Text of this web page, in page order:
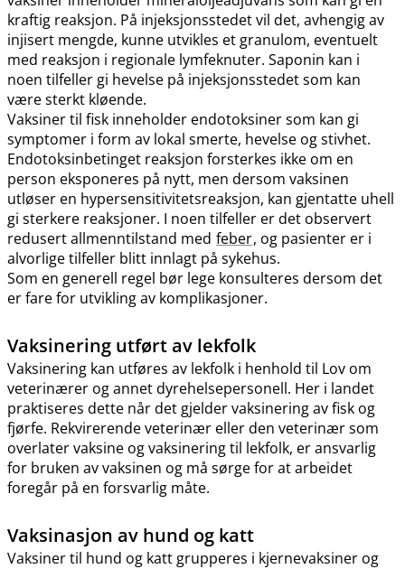
kraftig reaksjon. På injeksjonsstedet vil det, avhengig av
injisert mengde, kunne utvikles et granulom, eventuelt
med reaksjon i regionale lymfeknuter. Saponin kan i
noen tilfeller gi hevelse på injeksjonsstedet som kan
være sterkt kløende.
Vaksiner til fisk inneholder endotoksiner som kan gi
symptomer i form av lokal smerte, hevelse og stivhet.
Endotoksinbetinget reaksjon forsterkes ikke om en
person eksponeres på nytt, men dersom vaksinen
utløser en hypersensitivitetsreaksjon, kan gjentatte uhell
gi sterkere reaksjoner. I noen tilfeller er det observert
redusert allmenntilstand med feber, og pasienter er i
alvorlige tilfeller blitt innlagt på sykehus.
Som en generell regel bør lege konsulteres dersom det
er fare for utvikling av komplikasjoner.
Vaksinering utført av lekfolk
Vaksinering kan utføres av lekfolk i henhold til Lov om
veterinærer og annet dyrehelsepersonell. Her i landet
praktiseres dette når det gjelder vaksinering av fisk og
fjørfe. Rekvirerende veterinær eller den veterinær som
overlater vaksine og vaksinering til lekfolk, er ansvarlig
for bruken av vaksinen og må sørge for at arbeidet
foregår på en forsvarlig måte.
Vaksinasjon av hund og katt
Vaksiner til hund og katt grupperes i kjernevaksiner og